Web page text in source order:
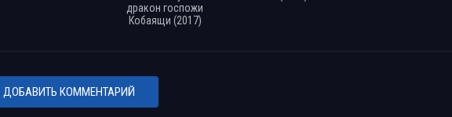
дракон госпожи
Кобаящи (2017)
ДОБАВИТЬ КОММЕНТАРИЙ